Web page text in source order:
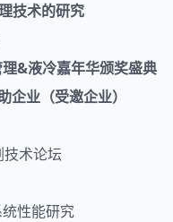
技术的研究
&液冷嘉年华颁奖盛典
企业（受邀企业）
术论坛
性能研究